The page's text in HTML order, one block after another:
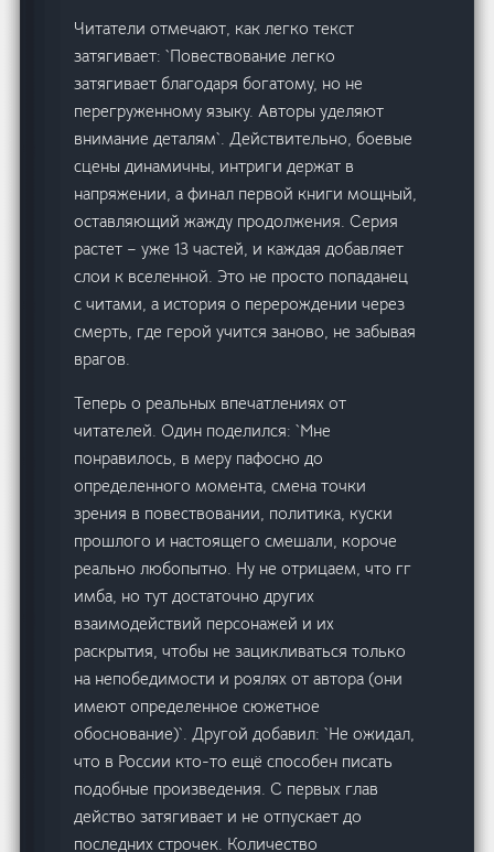
Читатели отмечают, как легко текст
затягивает: `Повествование легко
затягивает благодаря богатому, но не
перегруженному языку. Авторы уделяют
внимание деталям`. Действительно, боевые
сцены динамичны, интриги держат в
напряжении, а финал первой книги мощный,
оставляющий жажду продолжения. Серия
растет – уже 13 частей, и каждая добавляет
слои к вселенной. Это не просто попаданец
с читами, а история о перерождении через
смерть, где герой учится заново, не забывая
врагов.
Теперь о реальных впечатлениях от
читателей. Один поделился: `Мне
понравилось, в меру пафосно до
определенного момента, смена точки
зрения в повествовании, политика, куски
прошлого и настоящего смешали, короче
реально любопытно. Ну не отрицаем, что гг
имба, но тут достаточно других
взаимодействий персонажей и их
раскрытия, чтобы не зацикливаться только
на непобедимости и роялях от автора (они
имеют определенное сюжетное
обоснование)`. Другой добавил: `Не ожидал,
что в России кто-то ещё способен писать
подобные произведения. С первых глав
действо затягивает и не отпускает до
последних строчек. Количество